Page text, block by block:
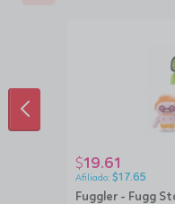
Fuggler - Fugg
$19.61
$17.65
ANTERIOR